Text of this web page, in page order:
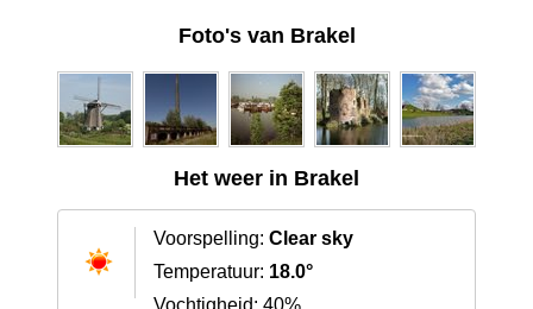
Foto's van Brakel
Het weer in Brakel
Voorspelling: Clear sky
Temperatuur: 18.0°